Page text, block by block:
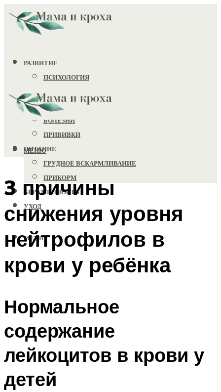
РАЗВИТИЕ
ПСИХОЛОГИЯ
ИГРУШКИ
ЗДОРОВЬЕ
БОЛЕЗНИ
ПРИВИВКИ
ПИТАНИЕ
ГРУДНОЕ ВСКАРМЛИВАНИЕ
ПРИКОРМ
БЕРЕМЕННОСТЬ
УХОД
МЕНЮ
МЕНЮ
3 причины
снижения уровня
нейтрофилов в
крови у ребёнка
Нормальное
содержание
лейкоцитов в крови у
детей